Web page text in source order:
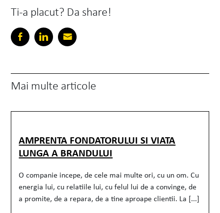
Ti-a placut? Da share!
Mai multe articole
AMPRENTA FONDATORULUI SI VIATA
LUNGA A BRANDULUI
O companie incepe, de cele mai multe ori, cu un om. Cu
energia lui, cu relatiile lui, cu felul lui de a convinge, de
a promite, de a repara, de a tine aproape clientii. La [...]